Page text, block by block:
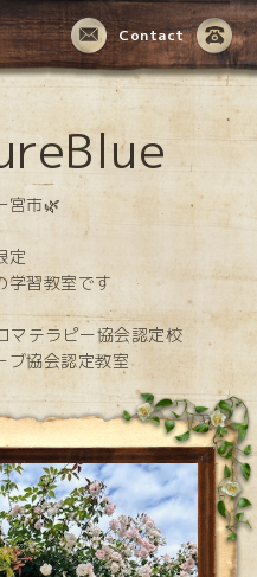
Contact
宮市🌿
定
学習教室です
マテラピー協会認定校
ブ協会認定教室